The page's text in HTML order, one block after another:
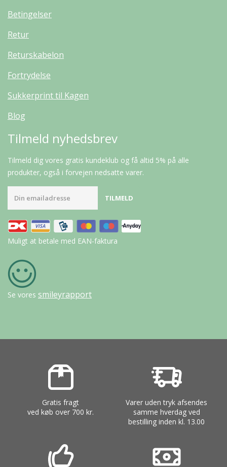
Betingelser
Retur
Returskabelon
Fortrydelse
Sukkerprint til Kagen
Blog
Tilmeld nyhedsbrev
Tilmeld dig vores gratis kundeklub og få altid 5% på alle
produkter, også i forvejen nedsatte varer.
Muligt at betale med EAN-faktura
Se vores smileyrapport
Gratis fragt
ved køb over 700 kr.
Varer uden tryk afsendes
samme hverdag ved
bestilling inden kl. 13.00